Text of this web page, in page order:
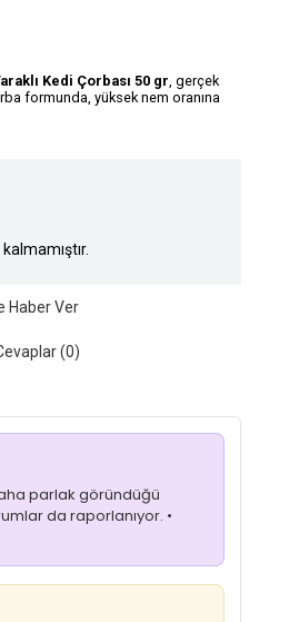
Kedi Çorbası 50 gr , gerçek
formunda, yüksek nem oranına
Haber Ver
(0)
parlak göründüğü
da raporlanıyor. •